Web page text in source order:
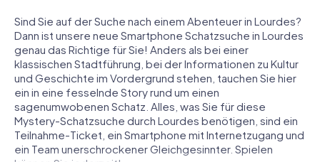
Sind Sie auf der Suche nach einem Abenteuer in Lourdes?
Dann ist unsere neue Smartphone Schatzsuche in Lourdes
genau das Richtige für Sie! Anders als bei einer
klassischen Stadtführung, bei der Informationen zu Kultur
und Geschichte im Vordergrund stehen, tauchen Sie hier
ein in eine fesselnde Story rund um einen
sagenumwobenen Schatz. Alles, was Sie für diese
Mystery-Schatzsuche durch Lourdes benötigen, sind ein
Teilnahme-Ticket, ein Smartphone mit Internetzugang und
ein Team unerschrockener Gleichgesinnter. Spielen